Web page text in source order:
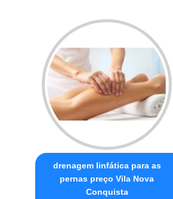
drenagem linfática para as
pernas preço Vila Nova
Conquista